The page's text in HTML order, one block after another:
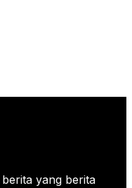
yang berita